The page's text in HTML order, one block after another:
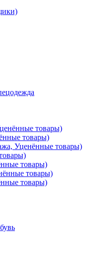
товары)
товары)
Уценённые товары)
товары)
товары)
товары)